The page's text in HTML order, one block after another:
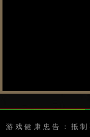
游戏健康忠告：抵